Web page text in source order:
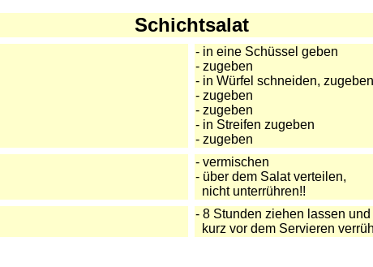
Schichtsalat
- in eine Schüssel geben
- zugeben
- in Würfel schneiden, zugeben
- zugeben
- zugeben
- in Streifen zugeben
- zugeben
- vermischen
- über dem Salat verteilen,
nicht unterrühren!!
- 8 Stunden ziehen lassen und
kurz vor dem Servieren